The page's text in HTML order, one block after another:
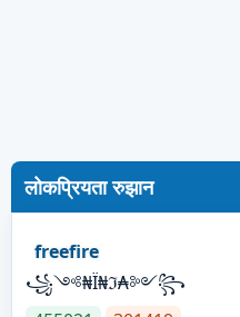
लोकप्रियता रुझान
freefire
꧁༺₦Ї₦ℑ₳༻꧂